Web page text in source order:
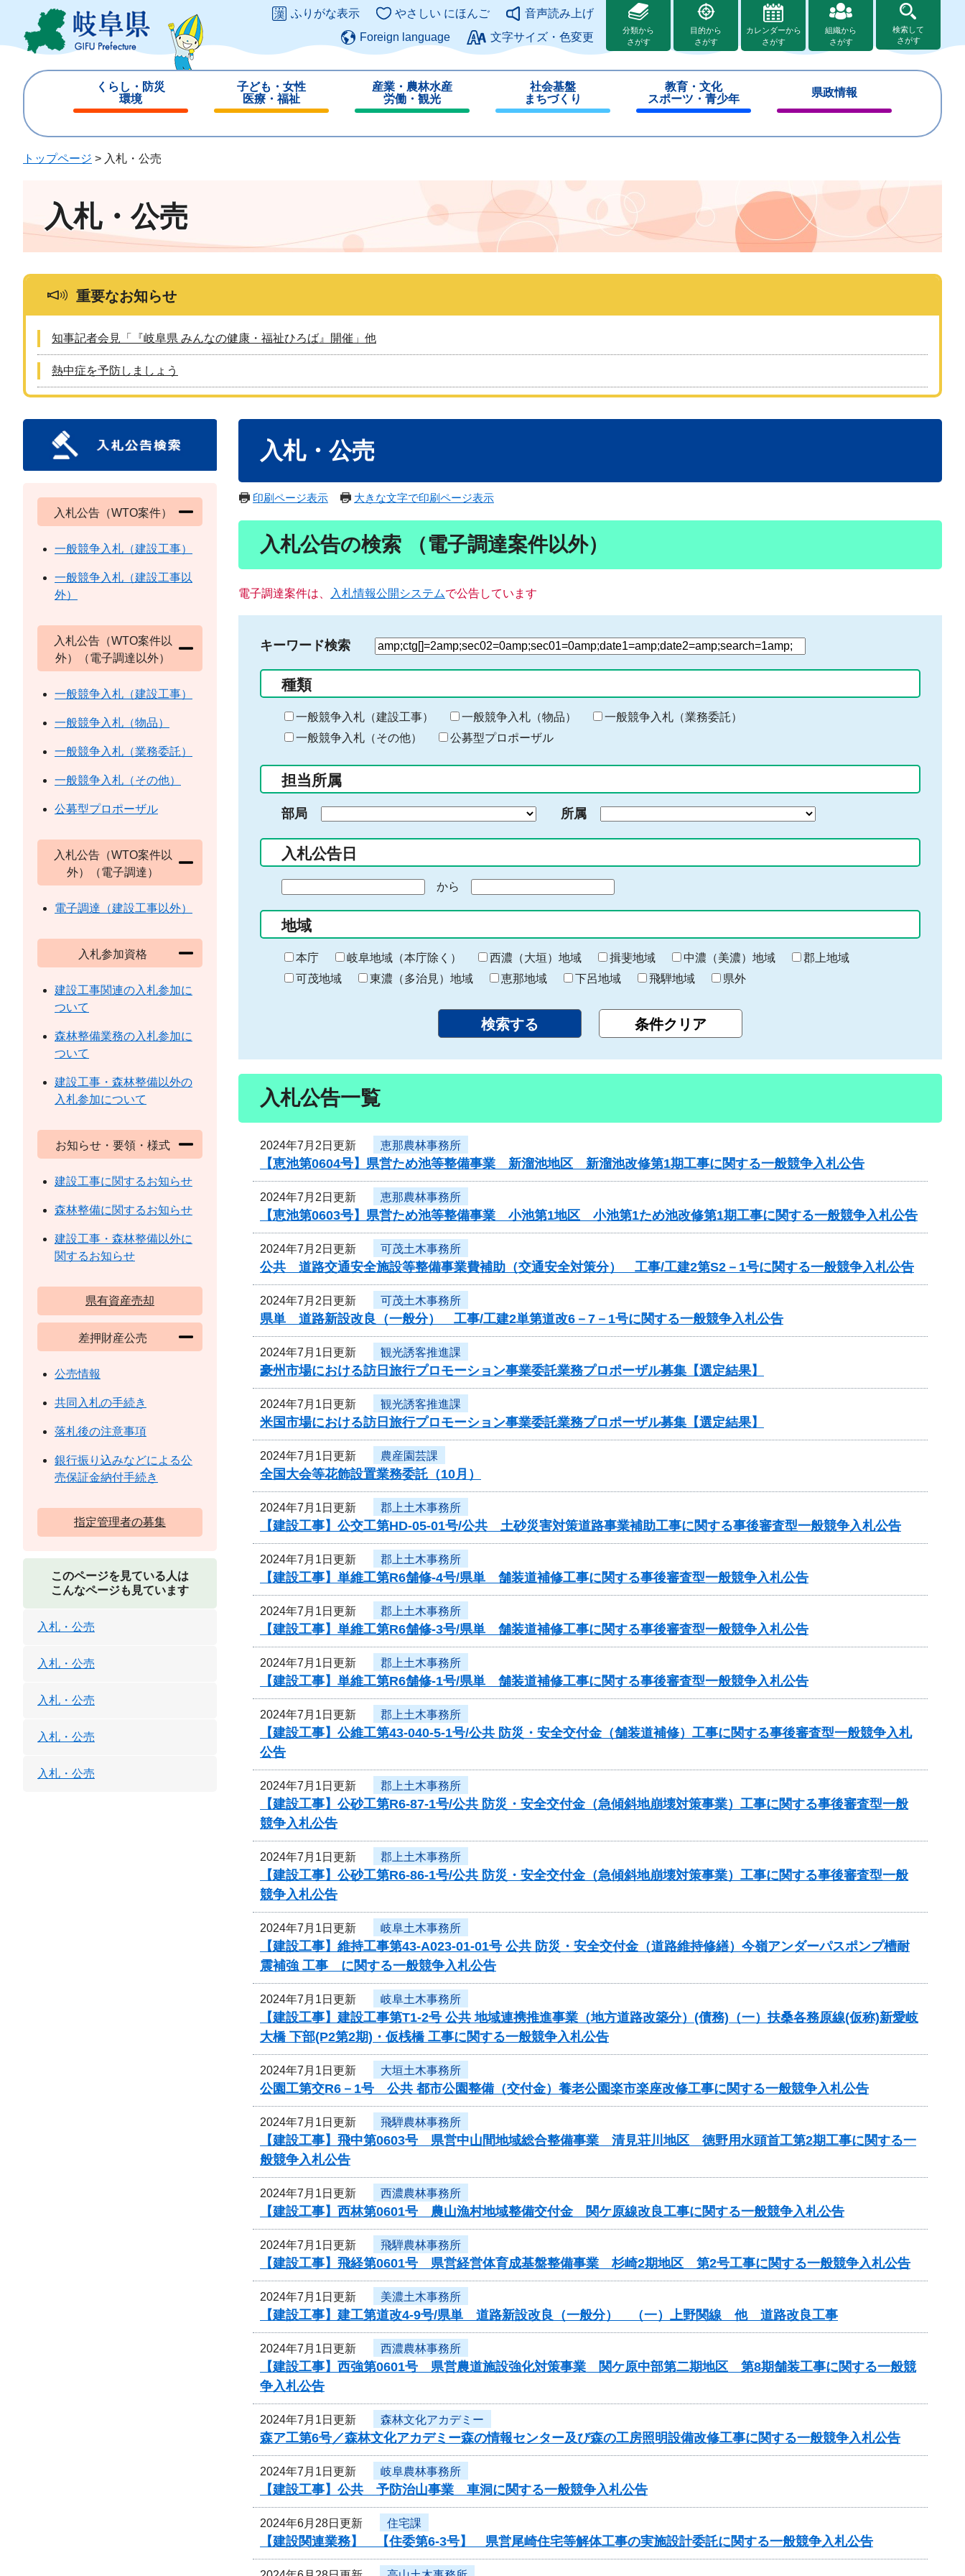
ジ
ュ
このページの本文へ
ふりがな表示 やさしい にほんご
音声読み上げ
Foreign language
文字サイズ・色変更
分類から
さがす
目的から
さがす
カレンダーから
さがす
組織から
さがす
検索して
さがす
くらし・防災
環境
じ
子ども・女性
医療・福祉
じ
産業・農林水産
労働・観光
じ
社会基盤
まちづくり
じ
教育・文化
スポーツ・青少年
じ
県政情報
じ
トップページ > 入札・公売
入札・公売
重要なお知らせ
知事記者会見「『岐阜県 みんなの健康・福祉ひろば』開催」他
熱中症を予防しましょう
入札・公売
印刷ページ表示 大きな文字で印刷ページ表示
入札公告の検索 （電子調達案件以外）
電子調達案件は、 入札情報公開システムで公告しています
キーワード検索
検
る
キ
ー
ー
入
力
種類
一般競争入札（建設工事） 一般競争入札（物品）
一般競争入札（業務委託）
一般競争入札（その他）
公募型プロポーザル
担当所属
部局 所属
入札公告日
の
始
ま
り
から
終
わ
り
地域
本庁 岐阜地域（本庁除く） 西濃（大垣）地域 揖斐地域 中濃（美濃）地域
郡上地域
可茂地域
東濃（多治見）地域 恵那地域 下呂地域 飛騨地域 県外
入札公告一覧
2024年7月2日更新 恵那農林事務所
【恵池第0604号】県営ため池等整備事業 新溜池地区 新溜池改修第1期工事に関する一般競争入札公告
2024年7月2日更新 恵那農林事務所
【恵池第0603号】県営ため池等整備事業 小池第1地区 小池第1ため池改修第1期工事に関する一般競争入札公告
2024年7月2日更新 可茂土木事務所
公共 道路交通安全施設等整備事業費補助（交通安全対策分） 工事/工建2第S2－1号に関する一般競争入札公告
2024年7月2日更新 可茂土木事務所
県単 道路新設改良（一般分） 工事/工建2単第道改6－7－1号に関する一般競争入札公告
2024年7月1日更新 観光誘客推進課
豪州市場における訪日旅行プロモーション事業委託業務プロポーザル募集【選定結果】
2024年7月1日更新 観光誘客推進課
米国市場における訪日旅行プロモーション事業委託業務プロポーザル募集【選定結果】
2024年7月1日更新 農産園芸課
全国大会等花飾設置業務委託（10月）
2024年7月1日更新 郡上土木事務所
【建設工事】公交工第HD-05-01号/公共 土砂災害対策道路事業補助工事に関する事後審査型一般競争入札公告
2024年7月1日更新 郡上土木事務所
【建設工事】単維工第R6舗修-4号/県単 舗装道補修工事に関する事後審査型一般競争入札公告
2024年7月1日更新 郡上土木事務所
【建設工事】単維工第R6舗修-3号/県単 舗装道補修工事に関する事後審査型一般競争入札公告
2024年7月1日更新 郡上土木事務所
【建設工事】単維工第R6舗修-1号/県単 舗装道補修工事に関する事後審査型一般競争入札公告
2024年7月1日更新 郡上土木事務所
【建設工事】公維工第43-040-5-1号/公共 防災・安全交付金（舗装道補修）工事に関する事後審査型一般競争入札
公告
2024年7月1日更新 郡上土木事務所
【建設工事】公砂工第R6-87-1号/公共 防災・安全交付金（急傾斜地崩壊対策事業）工事に関する事後審査型一般
競争入札公告
2024年7月1日更新 郡上土木事務所
【建設工事】公砂工第R6-86-1号/公共 防災・安全交付金（急傾斜地崩壊対策事業）工事に関する事後審査型一般
競争入札公告
2024年7月1日更新 岐阜土木事務所
【建設工事】維持工事第43-A023-01-01号 公共 防災・安全交付金（道路維持修繕）今嶺アンダーパスポンプ槽耐
震補強 工事 に関する一般競争入札公告
2024年7月1日更新 岐阜土木事務所
【建設工事】建設工事第T1-2号 公共 地域連携推進事業（地方道路改築分）(債務)（一）扶桑各務原線(仮称)新愛岐
大橋 下部(P2第2期)・仮桟橋 工事に関する一般競争入札公告
2024年7月1日更新 大垣土木事務所
公園工第交R6－1号 公共 都市公園整備（交付金）養老公園楽市楽座改修工事に関する一般競争入札公告
2024年7月1日更新 飛騨農林事務所
【建設工事】飛中第0603号 県営中山間地域総合整備事業 清見荘川地区 徳野用水頭首工第2期工事に関する一
般競争入札公告
2024年7月1日更新 西濃農林事務所
【建設工事】西林第0601号 農山漁村地域整備交付金 関ケ原線改良工事に関する一般競争入札公告
2024年7月1日更新 飛騨農林事務所
【建設工事】飛経第0601号 県営経営体育成基盤整備事業 杉崎2期地区 第2号工事に関する一般競争入札公告
2024年7月1日更新 美濃土木事務所
【建設工事】建工第道改4-9号/県単 道路新設改良（一般分） （一）上野関線 他 道路改良工事
2024年7月1日更新 西濃農林事務所
【建設工事】西強第0601号 県営農道施設強化対策事業 関ケ原中部第二期地区 第8期舗装工事に関する一般競
争入札公告
2024年7月1日更新 森林文化アカデミー
森ア工第6号／森林文化アカデミー森の情報センター及び森の工房照明設備改修工事に関する一般競争入札公告
2024年7月1日更新 岐阜農林事務所
【建設工事】公共 予防治山事業 車洞に関する一般競争入札公告
2024年6月28日更新 住宅課
【建設関連業務】 【住委第6-3号】 県営尾崎住宅等解体工事の実施設計委託に関する一般競争入札公告
入札公告（WTO案件）
一般競争入札（建設工事）
一般競争入札（建設工事以
外）
入札公告（WTO案件以
外）（電子調達以外）
一般競争入札（建設工事）
一般競争入札（物品）
一般競争入札（業務委託）
一般競争入札（その他）
公募型プロポーザル
入札公告（WTO案件以
外）（電子調達）
電子調達（建設工事以外）
入札参加資格
建設工事関連の入札参加に
ついて
森林整備業務の入札参加に
ついて
建設工事・森林整備以外の
入札参加について
お知らせ・要領・様式
建設工事に関するお知らせ
森林整備に関するお知らせ
建設工事・森林整備以外に
関するお知らせ
県有資産売却
差押財産公売
公売情報
共同入札の手続き
落札後の注意事項
銀行振り込みなどによる公
売保証金納付手続き
指定管理者の募集
このページを見ている人は
こんなページも見ています
入札・公売
入札・公売
入札・公売
入札・公売
入札・公売